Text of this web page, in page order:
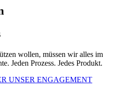
wollen, müssen wir alles im
Jeden Prozess. Jedes Produkt.
UNSER ENGAGEMENT